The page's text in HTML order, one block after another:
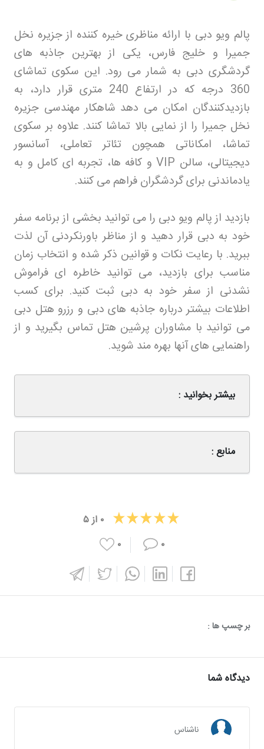
پالم ویو دبی با ارائه مناظری خیره کننده از جزیره نخل
جمیرا و خلیج فارس، یکی از بهترین جاذبه های
گردشگری دبی به شمار می رود. این سکوی تماشای
360 درجه که در ارتفاع 240 متری قرار دارد، به
بازدیدکنندگان امکان می دهد شاهکار مهندسی جزیره
نخل جمیرا را از نمایی بالا تماشا کنند. علاوه بر سکوی
تماشا، امکاناتی همچون تئاتر تعاملی، آسانسور
دیجیتالی، سالن
و کافه ها، تجربه ای کامل و به
یادماندنی برای گردشگران فراهم می کنند.
بازدید از پالم ویو دبی را می توانید بخشی از برنامه سفر
خود به دبی قرار دهید و از مناظر باورنکردنی آن لذت
ببرید. با رعایت نکات و قوانین ذکر شده و انتخاب زمان
مناسب برای بازدید، می توانید خاطره ای فراموش
نشدنی از سفر خود به دبی ثبت کنید. برای کسب
اطلاعات بیشتر درباره جاذبه های دبی و رزرو هتل دبی
می توانید با مشاوران پرشین هتل تماس بگیرید و از
راهنمایی های آنها بهره مند شوید.
بیشتر بخوانید :
منابع :
۰ از۵
۰
۰
بر چسپ ها :
دیدگاه شما
ناشناس